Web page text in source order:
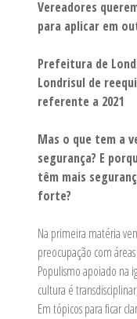
Vereadores
para aplicar em
Prefeitura de
Londrisul de
referente a 2021
Mas o que tem a
segurança? E
têm mais
forte?
Na primeira matéria
preocupação com
Populismo apoiado na
cultura é
Em tópicos para ficar